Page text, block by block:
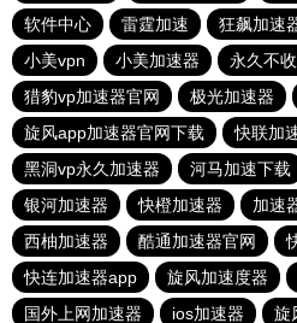
软件中心
雷霆加速 狂飙加速
小美vpn
小美加速器
永久不
猎豹vp加速器官网
极光加速器
旋风app加速器官网下载
快联加
黑洞vp永久加速器
河马加速下载
银河加速器
快橙加速器 加速
西柚加速器
酷通加速器官网
快连加速器app
旋风加速度器
国外上网加速器
ios加速器 旋